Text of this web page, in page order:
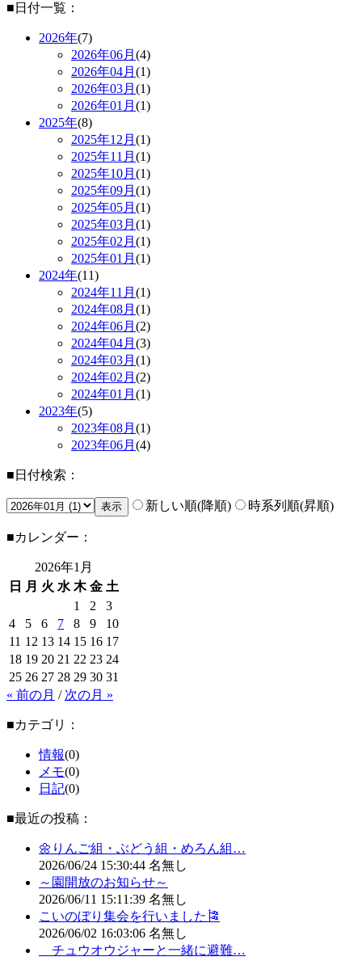
■日付一覧：
2026年(7)
2026年06月 (4)
2026年04月 (1)
2026年03月 (1)
2026年01月 (1)
2025年(8)
2025年12月 (1)
2025年11月 (1)
2025年10月 (1)
2025年09月 (1)
2025年05月 (1)
2025年03月 (1)
2025年02月 (1)
2025年01月 (1)
2024年(11)
2024年11月 (1)
2024年08月 (1)
2024年06月 (2)
2024年04月 (3)
2024年03月 (1)
2024年02月 (2)
2024年01月 (1)
2023年(5)
2023年08月 (1)
2023年06月 (4)
■日付検索：
新しい順(降順) 時系列順(昇順)
■カレンダー：
2026年1月
日
月 火 水 木 金 土
1
2
3
4
5 6 7 8 9
10
11 12 13 14 15 16 17
18 19 20 21 22 23 24
25 26 27 28 29 30 31
« 前の月 / 次の月 »
■カテゴリ：
情報(0)
メモ(0)
日記(0)
■最近の投稿：
🌼りんご組・ぶどう組・めろん組…
2026/06/24 15:30:44 名無し
～園開放のお知らせ～
2026/06/11 15:11:39 名無し
こいのぼり集会を行いました🎏
2026/06/02 16:03:06 名無し
チュウオウジャーと一緒に避難…